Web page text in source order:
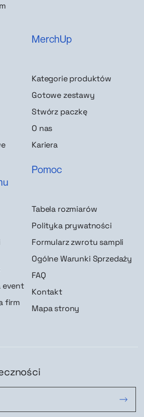
MerchUp
Kategorie produktów
Gotowe zestawy
Stwórz paczkę
O nas
Kariera
event
firm
Pomoc
Tabela rozmiarów
Polityka prywatności
Formularz zwrotu sampli
Ogólne Warunki Sprzedaży
FAQ
Kontakt
Mapa strony